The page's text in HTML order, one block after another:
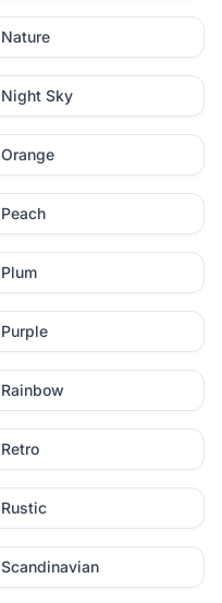
Nature
Night Sky
Orange
Peach
Plum
Purple
Rainbow
Retro
Rustic
Scandinavian